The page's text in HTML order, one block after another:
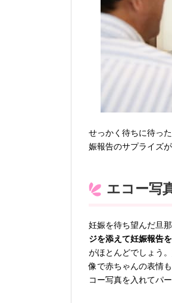
せっかく待ちに待っ
娠報告のサプライズ
エコー写
妊娠を待ち望んだ旦
ジを添えて妊娠報告
がほとんどでしょう
像で赤ちゃんの表情
コー写真を入れてパ